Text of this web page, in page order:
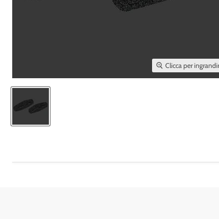
Clicca per